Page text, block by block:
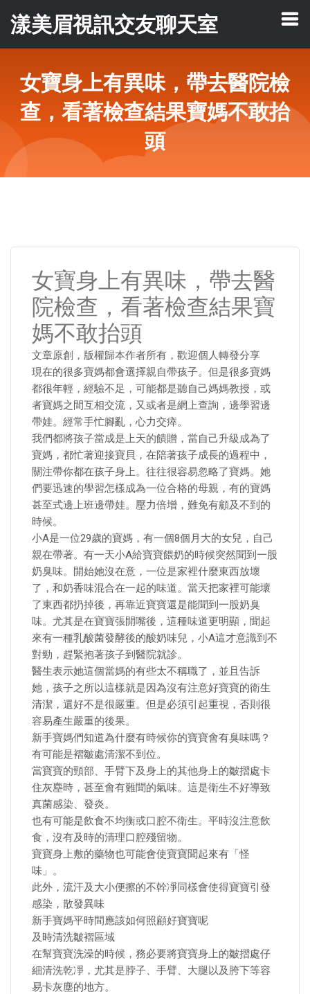
漾美眉視訊交友聊天室
女寶身上有異味，帶去醫院檢
查，看著檢查結果寶媽不敢抬
頭
女寶身上有異味，帶去醫
院檢查，看著檢查結果寶
媽不敢抬頭
文章原創，版權歸本作者所有，歡迎個人轉發分享
現在的很多寶媽都會選擇親自帶孩子。但是很多寶媽
都很年輕，經驗不足，可能都是聽自己媽媽教授，或
者寶媽之間互相交流，又或者是網上查詢，邊學習邊
帶娃。經常手忙腳亂，心力交瘁。
我們都將孩子當成是上天的饋贈，當自己升級成為了
寶媽，都忙著迎接寶貝，在陪著孩子成長的過程中，
關注帶你都在孩子身上。往往很容易忽略了寶媽。她
們要迅速的學習怎樣成為一位合格的母親，有的寶媽
甚至式邊上班邊帶娃。壓力倍增，難免有顧及不到的
時候。
小A是一位29歲的寶媽，有一個8個月大的女兒，自己
親在帶著。有一天小A給寶寶餵奶的時候突然聞到一股
奶臭味。開始她沒在意，一位是家裡什麼東西放壞
了，和奶香味混合在一起的味道。當天把家裡可能壞
了東西都扔掉後，再靠近寶寶還是能聞到一股奶臭
味。尤其是在寶寶張開嘴後，這種味道更明顯，聞起
來有一種乳酸菌發酵後的酸奶味兒，小A這才意識到不
對勁，趕緊抱著孩子到醫院就診。
醫生表示她這個當媽的有些太不稱職了，並且告訴
她，孩子之所以這樣就是因為沒有注意好寶寶的衛生
清潔，還好不是很嚴重。但是必須引起重視，否則很
容易產生嚴重的後果。
新手寶媽們知道為什麼有時候你的寶寶會有臭味嗎？
有可能是褶皺處清潔不到位。
當寶寶的頸部、手臂下及身上的其他身上的皺摺處卡
住灰塵時，甚至會有難聞的氣味。這是衛生不好導致
真菌感染、發炎。
也有可能是飲食不均衡或口腔不衛生。平時沒注意飲
食，沒有及時的清理口腔殘留物。
寶寶身上敷的藥物也可能會使寶寶聞起來有「怪
味」。
此外，流汗及大小便擦的不幹凈同樣會使得寶寶引發
感染，散發異味
新手寶媽平時間應該如何照顧好寶寶呢
及時清洗皺褶區域
在幫寶寶洗澡的時候，務必要將寶寶身上的皺摺處仔
細清洗乾凈，尤其是脖子、手臂、大腿以及胯下等容
易卡灰塵的地方。